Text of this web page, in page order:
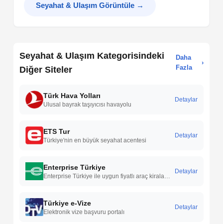
Seyahat & Ulaşım Görüntüle →
Seyahat & Ulaşım Kategorisindeki
Diğer Siteler
Daha
Fazla
›
Türk Hava Yolları
Ulusal bayrak taşıyıcısı havayolu
Detaylar
ETS Tur
Türkiye'nin en büyük seyahat acentesi
Detaylar
Enterprise Türkiye Detaylar
Türkiye e-Vize
Elektronik vize başvuru portalı
Detaylar